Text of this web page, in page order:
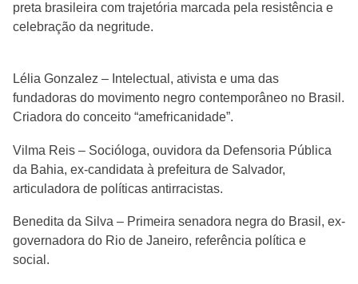
preta brasileira com trajetória marcada pela resistência e
celebração da negritude.
Lélia Gonzalez – Intelectual, ativista e uma das
fundadoras do movimento negro contemporâneo no Brasil.
Criadora do conceito “amefricanidade”.
Vilma Reis – Socióloga, ouvidora da Defensoria Pública
da Bahia, ex-candidata à prefeitura de Salvador,
articuladora de políticas antirracistas.
Benedita da Silva – Primeira senadora negra do Brasil, ex-
governadora do Rio de Janeiro, referência política e
social.